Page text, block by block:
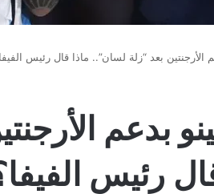
الأرجنتين بعد “زلة لسان”.. ماذا قال رئيس
بدعم
رئيس